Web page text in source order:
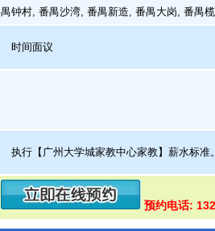
禺钟村, 番禺沙湾, 番禺新造, 番禺大岗, 番禺
时间面议
执行【广州大学城家教中心家教】薪水标准
预约电话: